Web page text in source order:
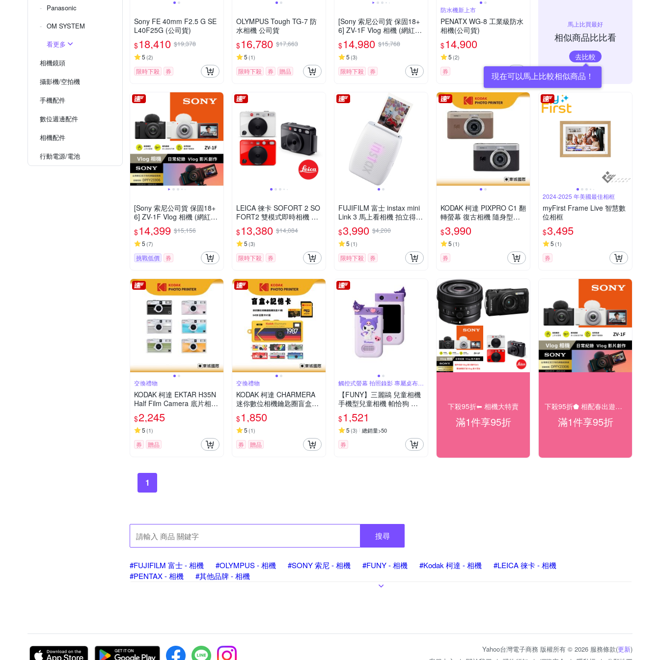
Panasonic
OM SYSTEM
看更多
相機鏡頭
攝影機/空拍機
手機配件
數位週邊配件
相機配件
行動電源/電池
Sony FE 40mm F2.5 G SE
L40F25G (公司貨)
$18,410 $19,378
5 (2)
限時下殺 券
OLYMPUS Tough TG-7 防
水相機 公司貨
$16,780 $17,663
5 (1)
限時下殺 券 贈品
[Sony 索尼公司貨 保固18+
6] ZV-1F Vlog 相機 (網紅新
手/生活隨拍)
$14,980 $15,768
5 (3)
限時下殺 券
防水機新上市
PENATX WG-8 工業級防水
相機(公司貨)
$14,900
5 (2)
券
馬上比買最好
相似商品比比看
去比較
現在可以馬上比較相似商品！
[Sony 索尼公司貨 保固18+
6] ZV-1F Vlog 相機 (網紅新
手/生活隨拍)
$14,399 $15,156
5 (7)
挑戰低價 券
LEICA 徠卡 SOFORT 2 SO
FORT2 雙模式即時相機 公
司貨
$13,380 $14,084
5 (3)
限時下殺 券
FUJIFILM 富士 instax mini
Link 3 馬上看相機 拍立得
印相機 公司貨
$3,990 $4,200
5 (1)
限時下殺 券
KODAK 柯達 PIXPRO C1 翻
轉螢幕 復古相機 隨身型數
位相機
$3,990
5 (1)
券
2024-2025 年美國最佳相框
myFirst Frame Live 智慧數
位相框
$3,495
5 (1)
券
交換禮物
KODAK 柯達 EKTAR H35N
Half Film Camera 底片相機
+VIBE 400底片組
$2,245
5 (1)
券 贈品
交換禮物
KODAK 柯達 CHARMERA
迷你數位相機鑰匙圈盲盒+6
4G記憶卡組
$1,850
5 (1)
券 贈品
觸控式螢幕 拍照錄影 專屬桌布相
框
【FUNY】三麗鷗 兒童相機
手機型兒童相機 帕恰狗 大
耳狗 酷洛米
$1,521
5 (3) 總銷量>50
券
下殺95折⬅︎ 相機大特賣
滿1件享95折
下殺95折⬟ 相配春出遊大促
滿1件享95折
1
搜尋
#FUJIFILM 富士 - 相機 #OLYMPUS - 相機 #SONY 索尼 - 相機 #FUNY - 相機 #Kodak 柯達 - 相機
#LEICA 徠卡 - 相機
#PENTAX - 相機
#其他品牌 - 相機
Yahoo台灣電子商務 版權所有 © 2026 服務條款(更新)